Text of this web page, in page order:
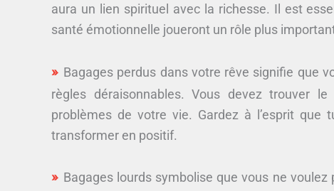
aura un lien spirituel avec la richesse. Il est
santé émotionnelle joueront un rôle plus
Bagages perdus dans votre rêve signifie que
règles déraisonnables. Vous devez trouver
problèmes de votre vie. Gardez à l’esprit
transformer en positif.
Bagages lourds symbolise que vous ne